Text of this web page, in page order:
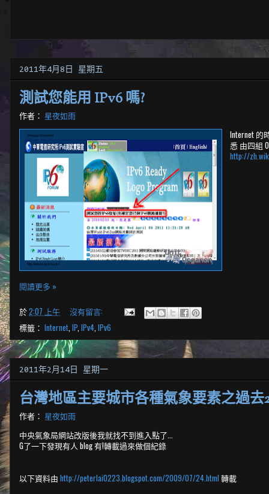
2011年4月8日 星期五
測試您能用 IPv6 嗎?
作者： 星夜如雨
Internet 的
悉 由四組
http://
閱讀更多 »
於2:07 上午
沒有留言:
標籤： Internet,IP,IPv4,IPv6
2011年2月14日 星期一
台灣地區主要城市各種氣象要素之過去
作者： 星夜如雨
中央氣象局網站改版後我就找不到進入點了...
G了一下發現有人 blog 有!轉載過來做個紀錄
以下資料由 http://peterlai0223.blogspot.com/2009/07/24.html 轉載